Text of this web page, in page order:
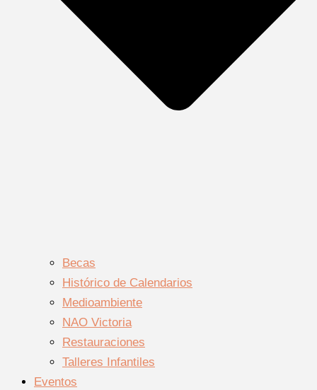
Becas
Histórico de Calendarios
Medioambiente
NAO Victoria
Restauraciones
Talleres Infantiles
Eventos